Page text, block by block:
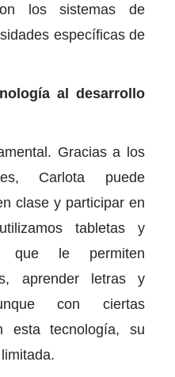
los sistemas de
específicas de
al desarrollo
Gracias a los
Carlota puede
clase y participar en
tabletas y
que le permiten
aprender letras y
con ciertas
esta tecnología, su